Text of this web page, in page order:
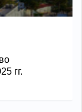
гг.